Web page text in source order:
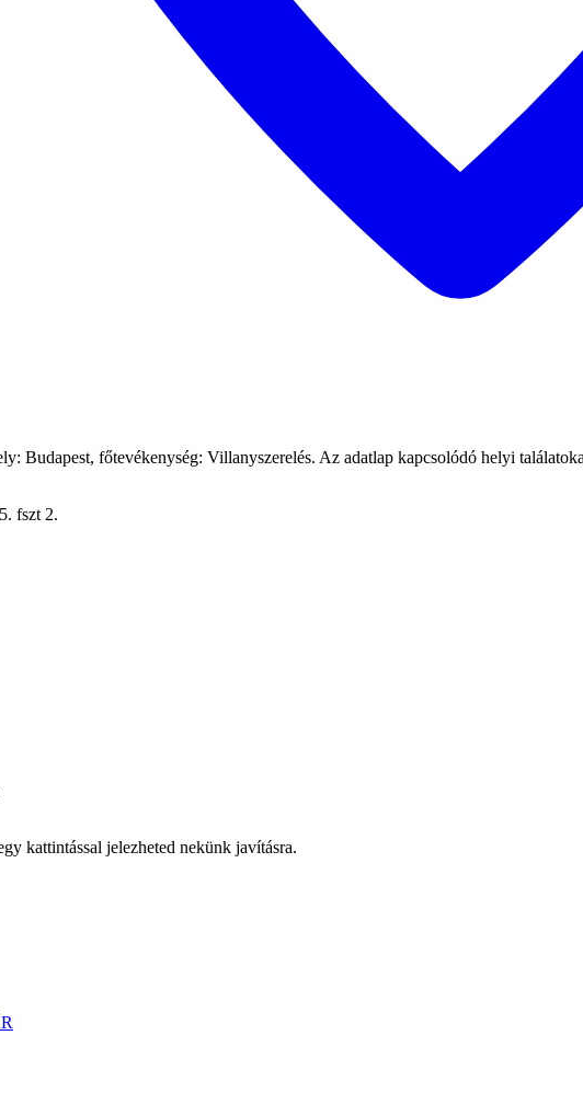
Budapest, főtevékenység: Villanyszerelés. Az adatlap kapcsolódó helyi
fszt 2.
kattintással jelezheted nekünk javításra.